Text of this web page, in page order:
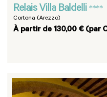
Relais Villa Baldelli ****
Cortona (Arezzo)
À partir de 130,00 € (par